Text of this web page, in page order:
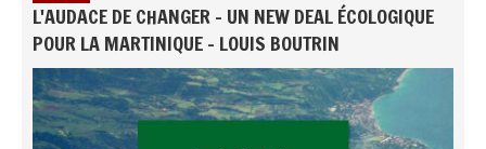
L'AUDACE DE CHANGER - UN NEW DEAL ÉCOLOGIQUE
POUR LA MARTINIQUE - LOUIS BOUTRIN